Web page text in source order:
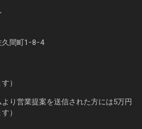
間町1ｰ8ｰ4
）
より営業提案を送信された方には5万円
）